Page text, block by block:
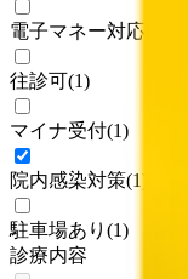
電子マネー対応
往診可(1)
マイナ受付(1)
院内感染対策(1
駐車場あり (1)
診療内容